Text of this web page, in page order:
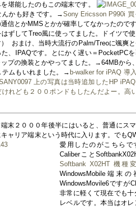
堪能したのもこの端末です。
んかも好きです。→Sony Ericsson P990i
信とかMMSとかが確率してなかったので
ずしてTreo風に使ってました。ドイツで
おまけ、当時大流行のPalm/Treoに颯爽
た、IPAQです。とにかく遅い＝PocketPC
ップの換装とかやってました。→64MBから
テムもいれました。→ b-walker for iPAQ 導
上の写真は当時追加したHP
けれども２００ポンドもしたんだよー。高
末２０００年後半にはいると、普通にス
ャリア端末という時代に入ります。でも
愛用したのがこちら
Caliberこと
Softbank X02HT 機種
WindowsMobile端末
WindowsMovile6ですが
非常に軽くて現在でも
レベルです。本当はオ